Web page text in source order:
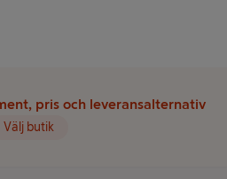
pris och leveransalternativ
Välj butik